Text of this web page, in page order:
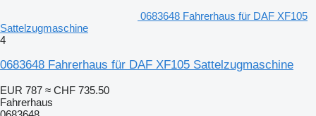
0683648 Fahrerhaus für DAF XF105
Sattelzugmaschine
4
0683648 Fahrerhaus für DAF XF105 Sattelzugmaschine
EUR 787 ≈ CHF 735.50
Fahrerhaus